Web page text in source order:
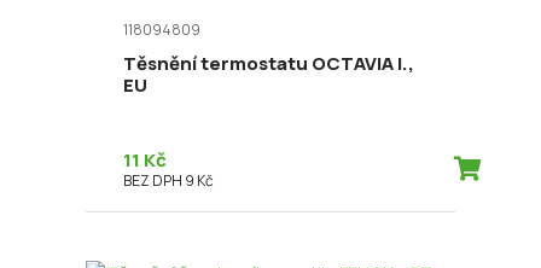
118094809
Těsnění termostatu OCTAVIA I.,
EU
11 Kč
BEZ DPH 9 Kč